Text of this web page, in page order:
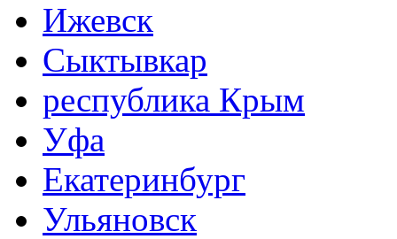
Ижевск
Сыктывкар
республика Крым
Уфа
Екатеринбург
Ульяновск